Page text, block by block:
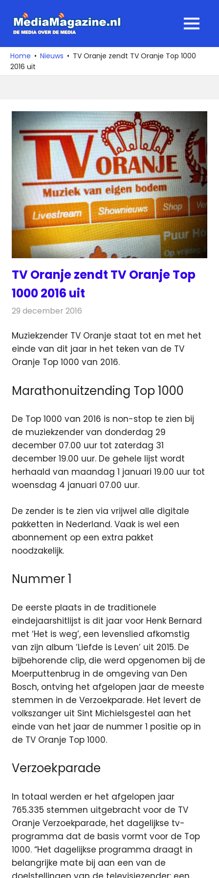
naar
media
over
de
MENU
Home Nieuws
TV Oranje zendt TV Oranje Top 1000
2016 uit
TV Oranje zendt TV Oranje Top
1000 2016 uit
29 december 2016
Muziekzender TV Oranje staat tot en met het
einde van dit jaar in het teken van de TV
Oranje Top 1000 van 2016.
Marathonuitzending Top 1000
De Top 1000 van 2016 is non-stop te zien bij
de muziekzender van donderdag 29
december 07.00 uur tot zaterdag 31
december 19.00 uur. De gehele lijst wordt
herhaald van maandag 1 januari 19.00 uur tot
woensdag 4 januari 07.00 uur.
De zender is te zien via vrijwel alle digitale
pakketten in Nederland. Vaak is wel een
abonnement op een extra pakket
noodzakelijk.
Nummer 1
De eerste plaats in de traditionele
eindejaarshitlijst is dit jaar voor Henk Bernard
met ‘Het is weg’, een levenslied afkomstig
van zijn album ‘Liefde is Leven’ uit 2015. De
bijbehorende clip, die werd opgenomen bij de
Moerputtenbrug in de omgeving van Den
Bosch, ontving het afgelopen jaar de meeste
stemmen in de Verzoekparade. Het levert de
volkszanger uit Sint Michielsgestel aan het
einde van het jaar de nummer 1 positie op in
de TV Oranje Top 1000.
Verzoekparade
In totaal werden er het afgelopen jaar
765.335 stemmen uitgebracht voor de TV
Oranje Verzoekparade, het dagelijkse tv-
programma dat de basis vormt voor de Top
1000. “Het dagelijkse programma draagt in
belangrijke mate bij aan een van de